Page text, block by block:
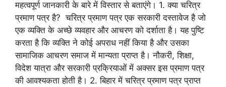
महत्वपूर्ण जानकारी के बारे में विस्तार से बताएंगे। 1. क्या चरित्र
प्रमाण पत्र है? चरित्र प्रमाण पत्र एक सरकारी दस्तावेज है जो
एक व्यक्ति के अच्छे व्यवहार और आचरण को दर्शाता है। यह पुष्टि
करता है कि व्यक्ति ने कोई अपराध नहीं किया है और उसका
सामाजिक आचरण समाज में मान्यता प्राप्त है। नौकरी, शिक्षा,
विदेश यात्रा और सरकारी प्रक्रियाओं में अक्सर इस प्रमाण पत्र
की आवश्यकता होती है। 2. बिहार में चरित्र प्रमाण पत्र प्राप्त